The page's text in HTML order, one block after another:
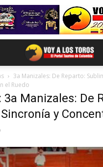
3a Manizales: De Reparto:
el Ruedo
3a Manizales: De
y